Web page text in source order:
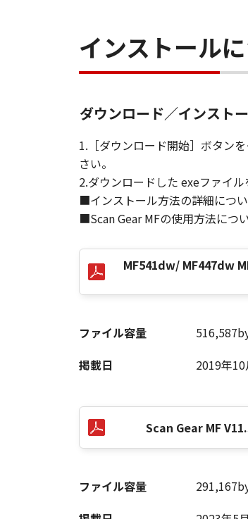
効し、下記(2)または
(2) お客様は、「本ソ
す。
(4) お客様は、上記(3)
るものとします。
(5) 上記にかかわらず
９．U.S.
“米国政府エンドユー
が適用されます：The
(Sept 1995).
Users shall acquire
chome, Ohta-ku,
10．分離可能性
本契約書のいずれか
以 上
No. I010G017560
インストール
ダウンロード／インスト
1.［ダウンロード開始］ボタン
さい。
2.ダウンロードした exeファイ
■インストール方法の詳細につ
■Scan Gear MFの使用方法につ
MF541dw/ MF447dw
ファイル容量
掲載日
2019年10
Scan Gear MF
ファイル容量